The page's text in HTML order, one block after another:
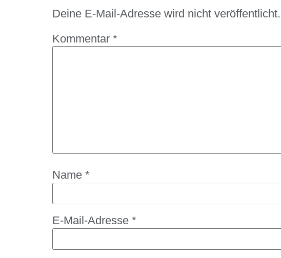
Deine E-Mail-Adresse wird nicht veröffentlicht.
Kommentar *
Name *
E-Mail-Adresse *